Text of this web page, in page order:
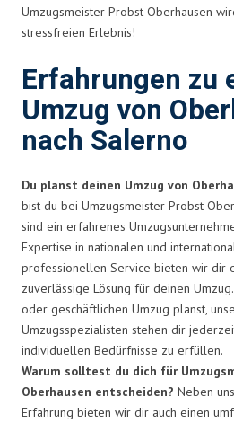
Umzugsmeister Probst Oberhausen
stressfreien Erlebnis!
Erfahrungen zu
Umzug von
nach Salerno
Du planst deinen Umzug von
bist du bei Umzugsmeister Probst
sind ein erfahrenes
Expertise in nationalen und
professionellen Service bieten wir dir
zuverlässige Lösung für deinen
oder geschäftlichen Umzug planst,
Umzugsspezialisten stehen dir
individuellen Bedürfnisse zu erfüllen.
Warum solltest du dich für
Oberhausen entscheiden? Neben
Erfahrung bieten wir dir auch einen